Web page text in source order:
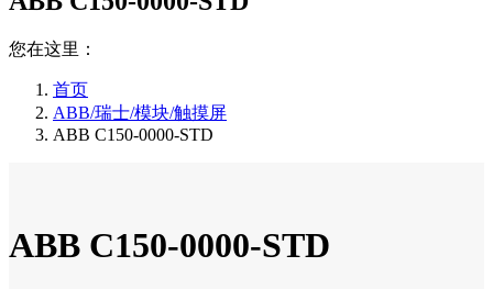
您在这里：
首页
ABB/瑞士/模块/触摸屏
ABB C150-0000-STD
ABB C150-0000-STD